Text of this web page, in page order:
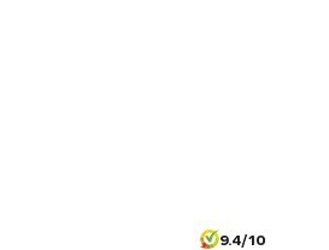
9.4/10